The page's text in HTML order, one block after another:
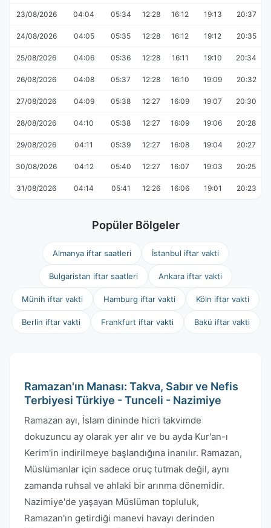
23/08/2026 04:04 05:34 12:28 16:12 19:13 20:37
24/08/2026 04:05 05:35 12:28 16:12 19:12 20:35
25/08/2026 04:06 05:36 12:28 16:11 19:10 20:34
26/08/2026 04:08 05:37 12:28 16:10 19:09 20:32
27/08/2026 04:09 05:38 12:27 16:09 19:07 20:30
28/08/2026 04:10 05:38 12:27 16:09 19:06 20:28
29/08/2026 04:11 05:39 12:27 16:08 19:04 20:27
30/08/2026 04:12 05:40 12:27 16:07 19:03 20:25
31/08/2026 04:14 05:41 12:26 16:06 19:01 20:23
Popüler Bölgeler
Almanya iftar saatleri İstanbul iftar vakti
Bulgaristan iftar saatleri Ankara iftar vakti
Münih iftar vakti Hamburg iftar vakti Köln iftar vakti
Berlin iftar vakti Frankfurt iftar vakti Bakü iftar vakti
Ramazan'ın Manası: Takva, Sabır ve Nefis
Terbiyesi Türkiye - Tunceli - Nazimiye
Ramazan ayı, İslam dininde hicri takvimde
dokuzuncu ay olarak yer alır ve bu ayda Kur'an-ı
Kerim'in indirilmeye başlandığına inanılır. Ramazan,
Müslümanlar için sadece oruç tutmak değil, aynı
zamanda ruhsal ve ahlaki bir arınma dönemidir.
Nazimiye'de yaşayan Müslüman topluluk,
Ramazan'ın getirdiği manevi havayı derinden